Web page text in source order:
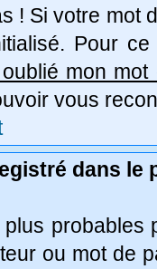
! Si votre mot
Pour
mon mot
vous
dans le
probables
ou mot de